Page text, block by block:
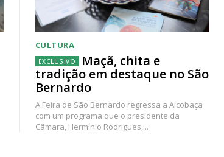
CULTURA
Maçã, chita e
tradição em destaque no São
Bernardo
A Feira de São Bernardo regressa a Alcobaça
com um programa que o presidente da
Câmara, Hermínio Rodrigues,...